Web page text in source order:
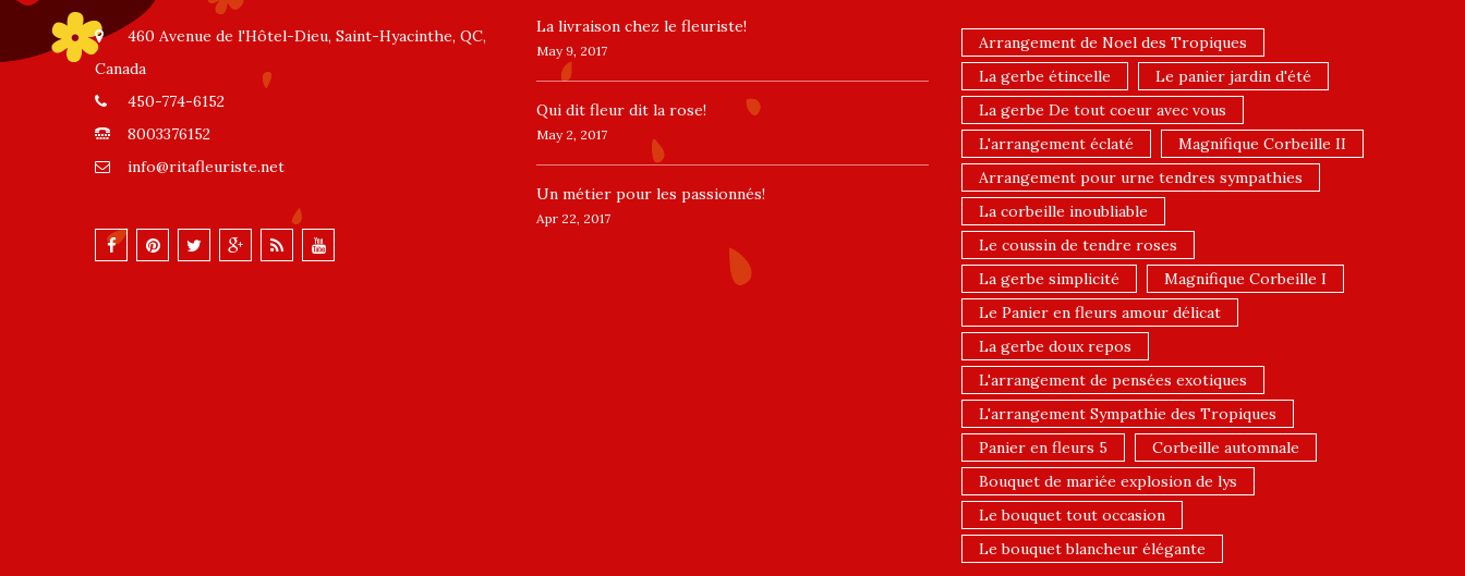
460 Avenue de l'Hôtel-Dieu, Saint-Hyacinthe, QC,
Canada
450-774-6152
8003376152
info@ritafleuriste.net
La livraison chez le fleuriste!
May 9, 2017
​Qui dit fleur dit la rose!
May 2, 2017
Un ​métier pour les passionnés​!
Apr 22, 2017
Arrangement de Noel des Tropiques
La gerbe étincelle
Le panier jardin d'été
La gerbe De tout coeur avec vous
L'arrangement éclaté
Magnifique Corbeille II
Arrangement pour urne tendres sympathies
La corbeille inoubliable
Le coussin de tendre roses
La gerbe simplicité
Magnifique Corbeille I
Le Panier en fleurs amour délicat
La gerbe doux repos
L'arrangement de pensées exotiques
L'arrangement Sympathie des Tropiques
Panier en fleurs 5
Corbeille automnale
Bouquet de mariée explosion de lys
Le bouquet tout occasion
Le bouquet blancheur élégante